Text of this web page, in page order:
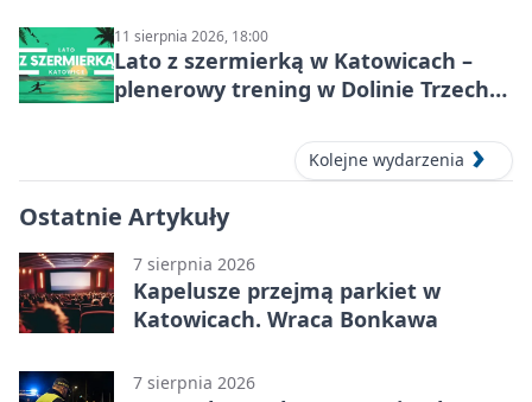
11 sierpnia 2026, 18:00
Lato z szermierką w Katowicach –
plenerowy trening w Dolinie Trzech
Kolejne wydarzenia
Ostatnie Artykuły
7 sierpnia 2026
Kapelusze przejmą parkiet w
Katowicach. Wraca Bonkawa
7 sierpnia 2026